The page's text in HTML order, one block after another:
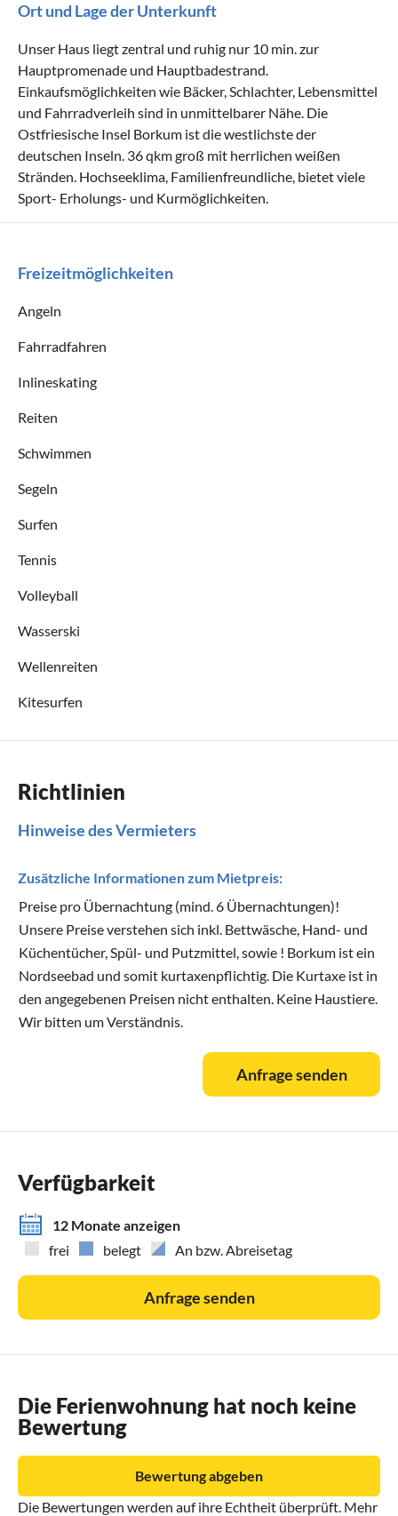
Ort und Lage der Unterkunft
Unser Haus liegt zentral und ruhig nur 10 min. zur
Hauptpromenade und Hauptbadestrand.
Einkaufsmöglichkeiten wie Bäcker, Schlachter, Lebensmittel
und Fahrradverleih sind in unmittelbarer Nähe. Die
Ostfriesische Insel Borkum ist die westlichste der
deutschen Inseln. 36 qkm groß mit herrlichen weißen
Stränden. Hochseeklima, Familienfreundliche, bietet viele
Sport- Erholungs- und Kurmöglichkeiten.
Freizeitmöglichkeiten
Angeln
Fahrradfahren
Inlineskating
Reiten
Schwimmen
Segeln
Surfen
Tennis
Volleyball
Wasserski
Wellenreiten
Kitesurfen
Richtlinien
Hinweise des Vermieters
Zusätzliche Informationen zum Mietpreis:
Preise pro Übernachtung (mind. 6 Übernachtungen)!
Unsere Preise verstehen sich inkl. Bettwäsche, Hand- und
Küchentücher, Spül- und Putzmittel, sowie ! Borkum ist ein
Nordseebad und somit kurtaxenpflichtig. Die Kurtaxe ist in
den angegebenen Preisen nicht enthalten. Keine Haustiere.
Wir bitten um Verständnis.
Anfrage senden
Verfügbarkeit
12 Monate anzeigen
frei
belegt An bzw. Abreisetag
Anfrage senden
Die Ferienwohnung hat noch keine
Bewertung
Die Bewertungen werden auf ihre Echtheit überprüft. Mehr
Bewertung abgeben